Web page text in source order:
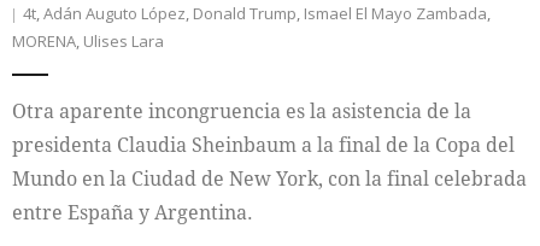
4t,Adán Auguto López, Donald Trump, Ismael El Mayo Zambada,
MORENA, Ulises Lara
Otra aparente incongruencia es la asistencia de la
presidenta Claudia Sheinbaum a la final de la Copa del
Mundo en la Ciudad de New York, con la final celebrada
entre España y Argentina.